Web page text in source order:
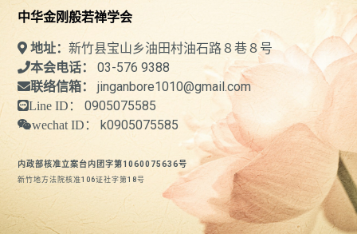
中华金刚般若禅学会
地址：新竹县宝山乡油田村油石路８巷８号
本会电话： 03-576 9388
联络信箱： jinganbore1010@gmail.com
Line ID： 0905075585
wechat ID： k0905075585
内政部核准立案台内团字第1060075636号
新竹地方法院核准106证社字第18号